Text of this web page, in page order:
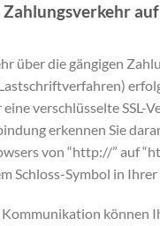
über die gängigen
verschlüsselte SSL-
erkennen Sie
von “http://” auf
Schloss-Symbol in Ihrer
können